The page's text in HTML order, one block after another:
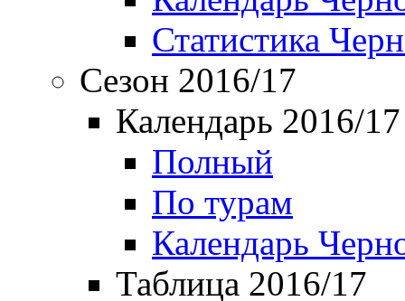
Статистика
Сезон 2016/17
Календарь 2016/17
Полный
По турам
Календарь
Таблица 2016/17